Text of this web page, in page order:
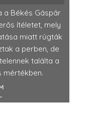
a Békés Gáspár
ítéletet, mely
miatt rúgták
a perben, de
találta a
mértékben.